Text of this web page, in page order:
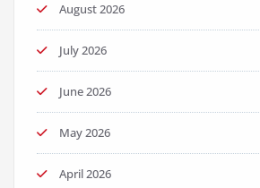
August 2026
July 2026
June 2026
May 2026
April 2026